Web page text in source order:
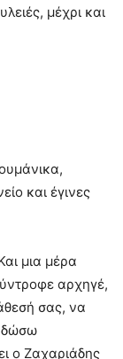
μέχρι και
και έγινες
μια μέρα
αρχηγέ,
σας, να
δώσω
ο Ζαχαριάδης